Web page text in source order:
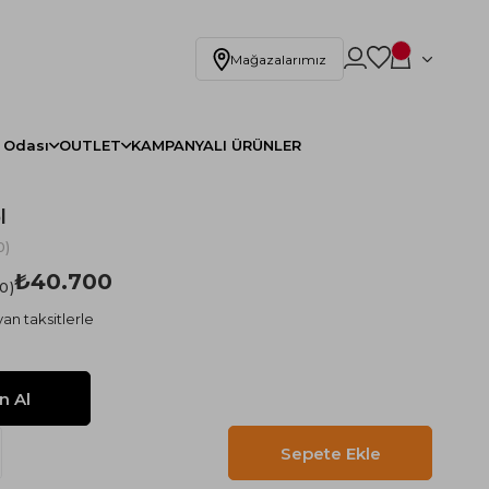
Mağazalarımız
OUTLET KAMPANYALI ÜRÜNLER
₺40.700
taksitlerle